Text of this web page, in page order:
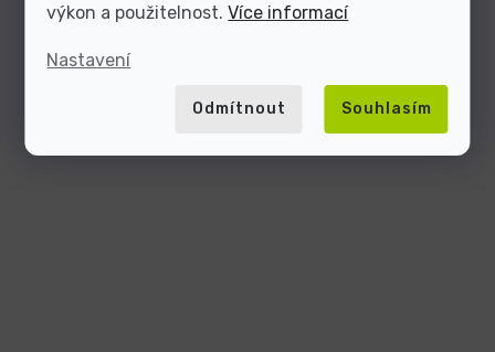
výkon a použitelnost.Více informací
Nastavení
Odmítnout Souhlasím